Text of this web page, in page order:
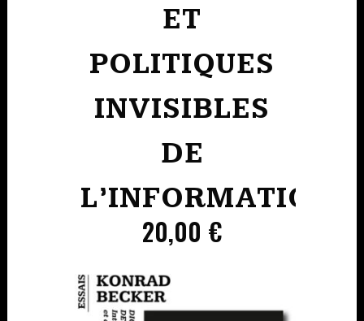
ET
POLITIQUES
INVISIBLES
DE
L’INFORMATION
20,00 €